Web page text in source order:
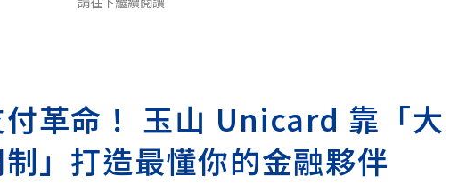
革命！ 玉山 Unicard 靠「大
」打造最懂你的金融夥伴